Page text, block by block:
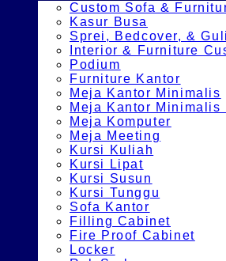
Custom Sofa &
Kasur Busa
Sprei, Bedcover, &
Interior & Furniture
Podium
Furniture Kantor
Meja Kantor Minimalis
Meja Kantor Minimalis
Meja Komputer
Meja Meeting
Kursi Kuliah
Kursi Lipat
Kursi Susun
Kursi Tunggu
Sofa Kantor
Filling Cabinet
Fire Proof Cabinet
Locker